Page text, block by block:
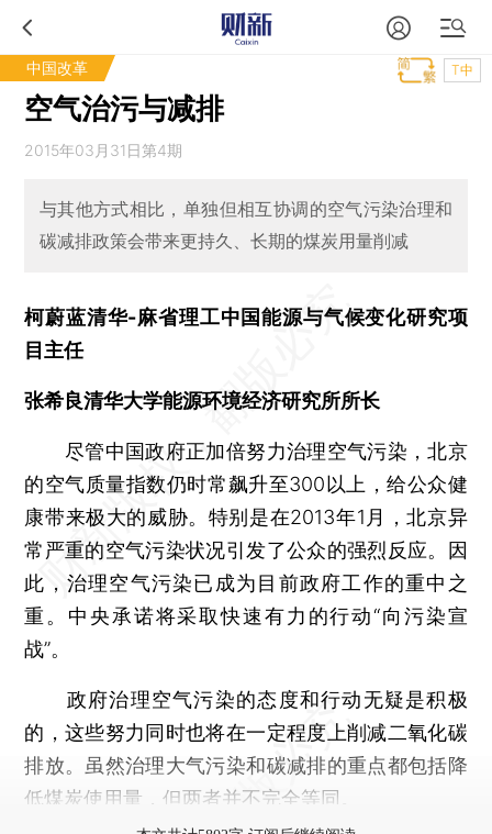
中国改革 T中
空气治污与减排
2015年03月31日第4期
与其他方式相比，单独但相互协调的空气污染治理和
碳减排政策会带来更持久、长期的煤炭用量削减
柯蔚蓝清华-麻省理工中国能源与气候变化研究项
目主任
张希良清华大学能源环境经济研究所所长
尽管中国政府正加倍努力治理空气污染，北京
的空气质量指数仍时常飙升至300以上，给公众健
康带来极大的威胁。特别是在2013年1月，北京异
常严重的空气污染状况引发了公众的强烈反应。因
此，治理空气污染已成为目前政府工作的重中之
重。中央承诺将采取快速有力的行动“向污染宣
战”。
政府治理空气污染的态度和行动无疑是积极
的，这些努力同时也将在一定程度上削减二氧化碳
排放。虽然治理大气污染和碳减排的重点都包括降
低煤炭使用量，但两者并不完全等同。